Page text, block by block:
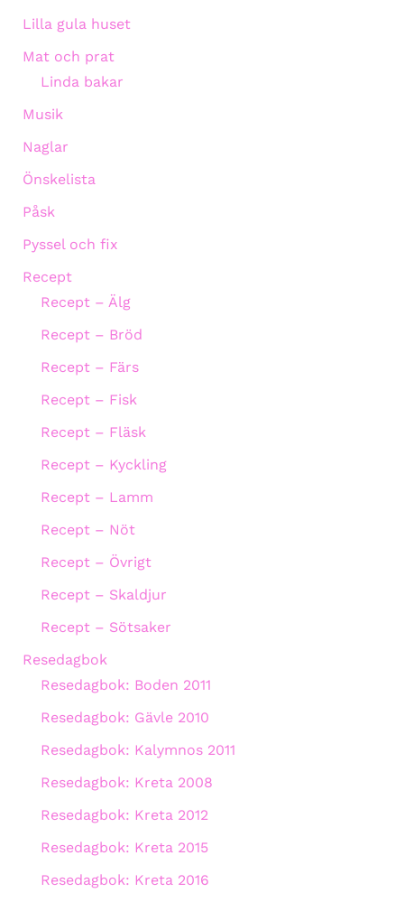
Lilla gula huset
Mat och prat
Linda bakar
Musik
Naglar
Önskelista
Påsk
Pyssel och fix
Recept
Recept – Älg
Recept – Bröd
Recept – Färs
Recept – Fisk
Recept – Fläsk
Recept – Kyckling
Recept – Lamm
Recept – Nöt
Recept – Övrigt
Recept – Skaldjur
Recept – Sötsaker
Resedagbok
Resedagbok: Boden 2011
Resedagbok: Gävle 2010
Resedagbok: Kalymnos 2011
Resedagbok: Kreta 2008
Resedagbok: Kreta 2012
Resedagbok: Kreta 2015
Resedagbok: Kreta 2016